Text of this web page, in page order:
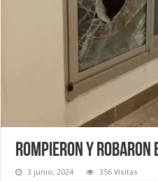
Rompieron y robaron
3 junio, 2024 356 Visitas